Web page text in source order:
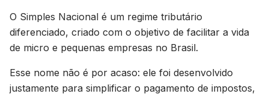
O Simples Nacional é um regime tributário
diferenciado, criado com o objetivo de facilitar a vida
de micro e pequenas empresas no Brasil.
Esse nome não é por acaso: ele foi desenvolvido
justamente para simplificar o pagamento de impostos,